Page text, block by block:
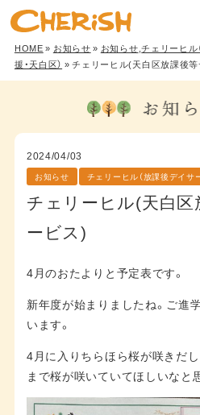
HOME» お知らせ» お知らせ,チェリーヒル
援・天白区） » チェリーヒル(天白区放課後
2024/04/03
お知らせ チェリーヒル（放課後デイサ
チェリーヒル(天白
ービス)
4月のおたよりと予定表です。
新年度が始まりましたね。ご進
います。
4月に入りちらほら桜が咲きだ
まで桜が咲いていてほしいなと